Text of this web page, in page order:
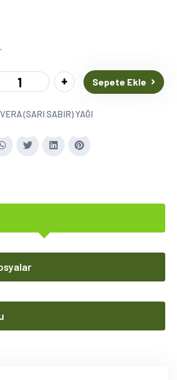
+ Sepete Ekle
(SARI SABIR) YAĞI